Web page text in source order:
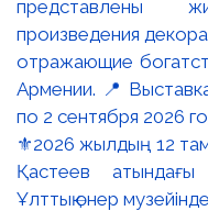
⚜️2026 жылдың 12
Қастеев атындағы
Ұлттық өнер